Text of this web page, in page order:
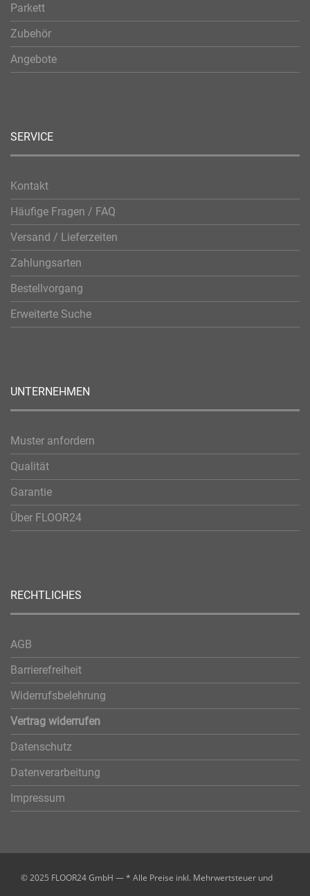
Parkett
Zubehör
Angebote
SERVICE
Kontakt
Häufige Fragen / FAQ
Versand / Lieferzeiten
Zahlungsarten
Bestellvorgang
Erweiterte Suche
UNTERNEHMEN
Muster anfordern
Qualität
Garantie
Über FLOOR24
RECHTLICHES
AGB
Barrierefreiheit
Widerrufsbelehrung
Vertrag widerrufen
Datenschutz
Datenverarbeitung
Impressum
© 2025 FLOOR24 GmbH — * Alle Preise inkl. Mehrwertsteuer und